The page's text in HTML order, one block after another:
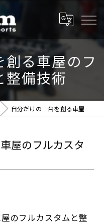
る車屋のフ
整備技術
自分だけの一台を創る車屋のフルカスタムと整備技術
屋のフルカスタ
のフルカスタムと整